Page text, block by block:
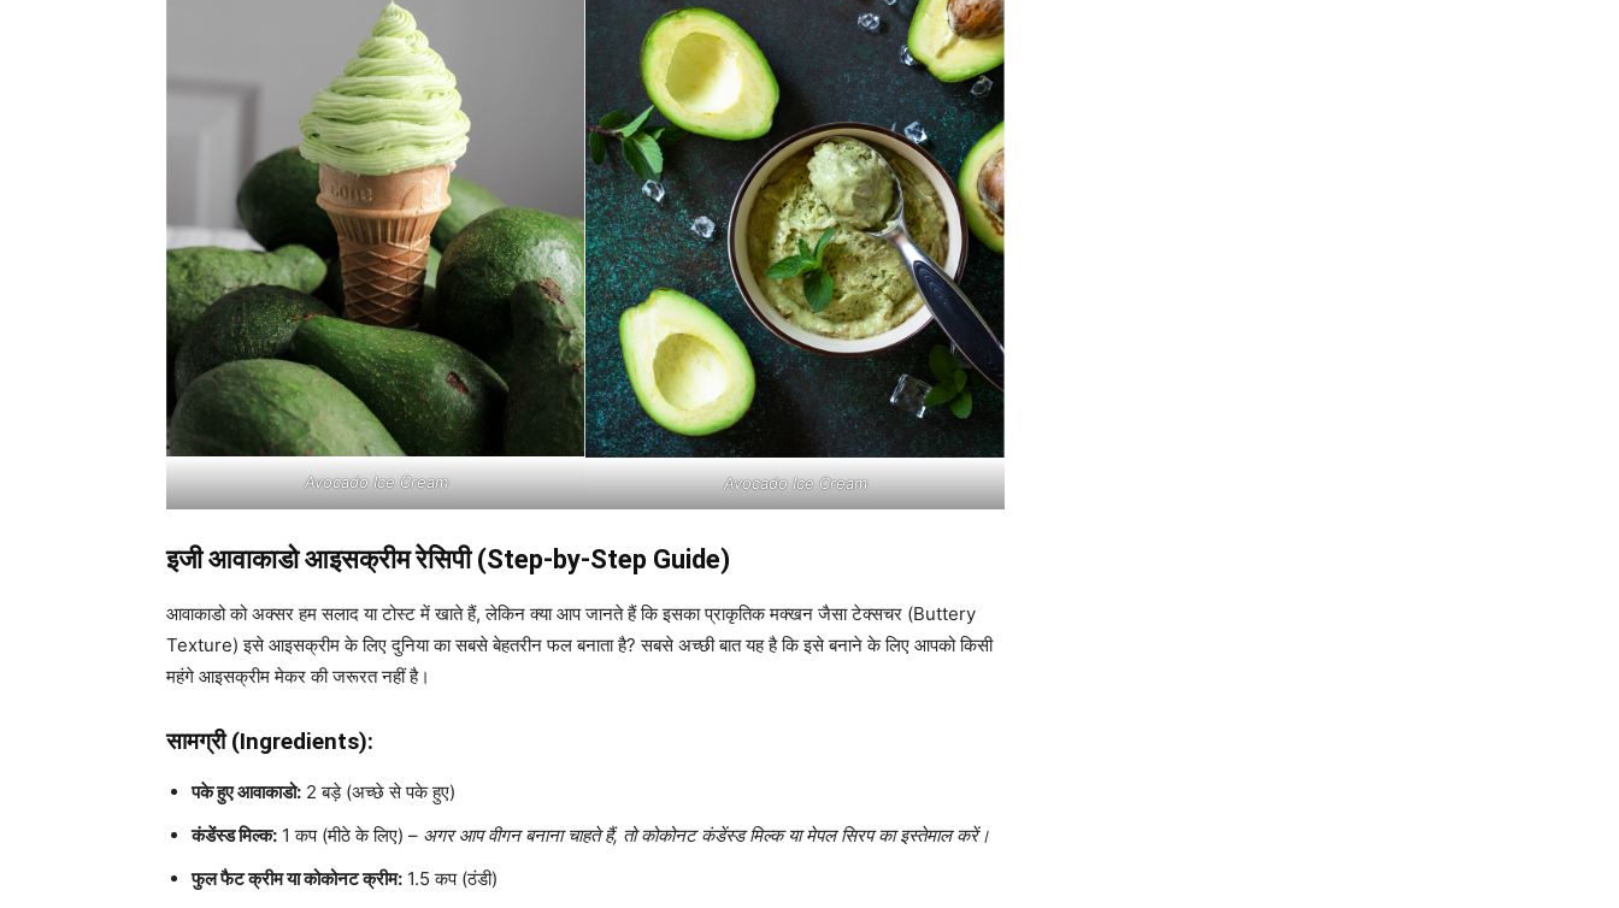
Avocado Ice Cream Avocado Ice Cream
इजी आवाकाडो आइसक्रीम रेसिपी (Step-by-Step Guide)
आवाकाडो को अक्सर हम सलाद या टोस्ट में खाते हैं, लेकिन क्या आप जानते हैं कि इसका प्राकृतिक मक्खन जैसा टेक्सचर (Buttery
Texture) इसे आइसक्रीम के लिए दुनिया का सबसे बेहतरीन फल बनाता है? सबसे अच्छी बात यह है कि इसे बनाने के लिए आपको किसी
महंगे आइसक्रीम मेकर की जरूरत नहीं है।
सामग्री (Ingredients):
पके हुए आवाकाडो: 2 बड़े (अच्छे से पके हुए)
कंडेंस्ड मिल्क: 1 कप (मीठे के लिए) – अगर आप वीगन बनाना चाहते हैं, तो कोकोनट कंडेंस्ड मिल्क या मेपल सिरप का इस्तेमाल करें।
फुल फैट क्रीम या कोकोनट क्रीम: 1.5 कप (ठंडी)